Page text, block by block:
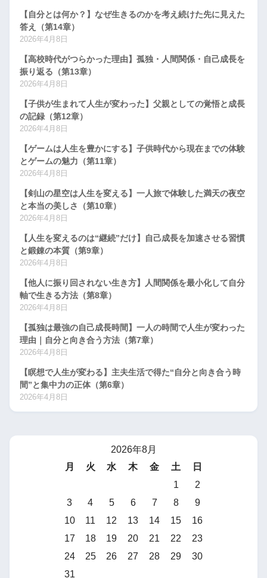
【自分とは何か？】なぜ生きるのかを考え続けた先に見えた
答え（第14章）
2026年4月8日
【高校時代がつらかった理由】孤独・人間関係・自己成長を
振り返る（第13章）
2026年4月8日
【子供が生まれて人生が変わった】父親としての覚悟と成長
の記録（第12章）
2026年4月8日
【ゲームは人生を豊かにする】子供時代から現在までの体験
とゲームの魅力（第11章）
2026年4月8日
【剣山の星空は人生を変える】一人旅で体験した満天の夜空
と本当の美しさ（第10章）
2026年4月8日
【人生を変えるのは“継続”だけ】自己成長を加速させる習慣
と鍛錬の本質（第9章）
2026年4月8日
【他人に振り回されない生き方】人間関係を最小化して自分
軸で生きる方法（第8章）
2026年4月8日
【孤独は最強の自己成長時間】一人の時間で人生が変わった
理由｜自分と向き合う方法（第7章）
2026年4月8日
【瞑想で人生が変わる】主夫生活で得た“自分と向き合う時
間”と集中力の正体（第6章）
2026年4月8日
2026年8月
月
火 水 木 金 土
日
1
2
3
4 5 6 7 8
9
10
11 12 13 14 15
16
17
18 19 20 21 22
23
24
25 26 27 28 29
30
31